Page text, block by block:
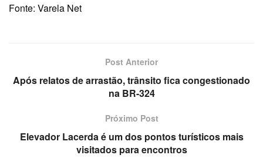
Fonte: Varela Net
Post Anterior
Após relatos de arrastão, trânsito fica congestionado
na BR-324
Próximo Post
Elevador Lacerda é um dos pontos turísticos mais
visitados para encontros